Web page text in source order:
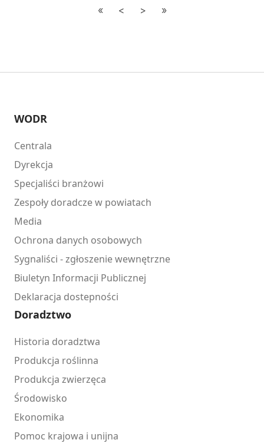
dokumentowaniu wyłącznie przemieszczeń zagranicznych,
WODR
Centrala
Dyrekcja
Specjaliści branżowi
Zespoły doradcze w powiatach
Media
Ochrona danych osobowych
Sygnaliści - zgłoszenie wewnętrzne
Biuletyn Informacji Publicznej
Deklaracja dostepności
Doradztwo
Historia doradztwa
Produkcja roślinna
Produkcja zwierzęca
Środowisko
Ekonomika
Pomoc krajowa i unijna